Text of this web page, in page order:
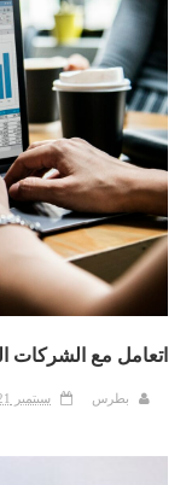
اتعامل مع الشركات
بطرس سبتمبر 21, 2021